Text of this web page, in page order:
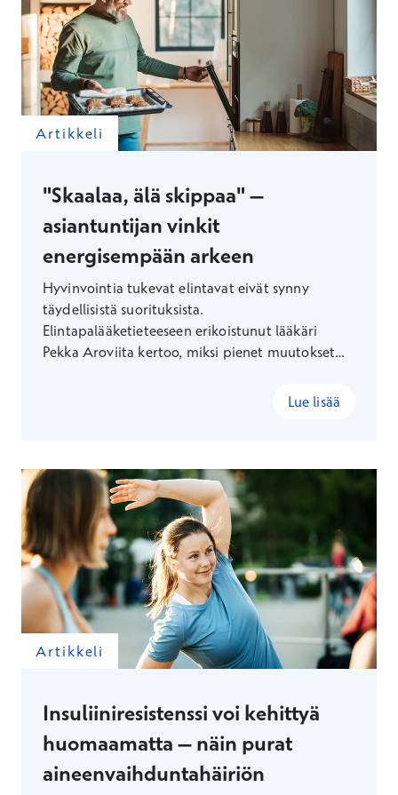
Artikkeli
"Skaalaa, älä skippaa" –
asiantuntijan vinkit
energisempään arkeen
Hyvinvointia tukevat elintavat eivät synny
täydellisistä suorituksista.
Elintapalääketieteeseen erikoistunut lääkäri
Pekka Aroviita kertoo, miksi pienet muutokset
ruokailutottumuksia, lisätä liikuntaa ja vahvistaa
Lue lisää
Artikkeli
Insuliiniresistenssi voi kehittyä
huomaamatta – näin purat
aineenvaihduntahäiriön